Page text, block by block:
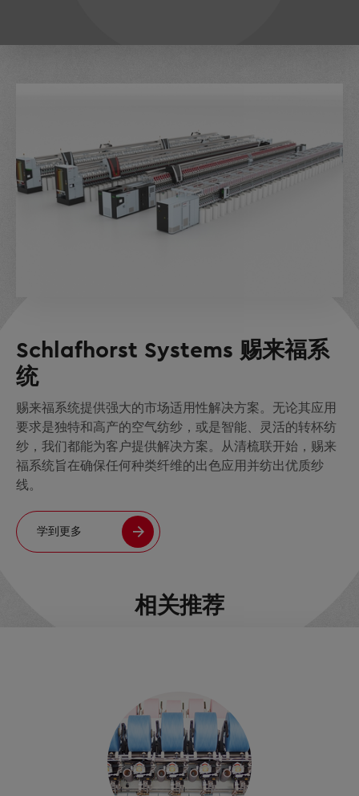
Schlafhorst Systems 赐来福系
统
赐来福系统提供强大的市场适用性解决方案。无论其应用
要求是独特和高产的空气纺纱，或是智能、灵活的转杯纺
纱，我们都能为客户提供解决方案。从清梳联开始，赐来
福系统旨在确保任何种类纤维的出色应用并纺出优质纱
线。
学到更多
相关推荐